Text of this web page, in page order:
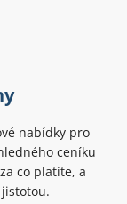
nabídky pro
ceníku
co platíte, a